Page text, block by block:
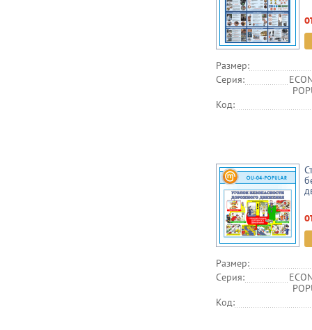
Размер:
Серия:
Код:
Размер:
Серия:
Код: